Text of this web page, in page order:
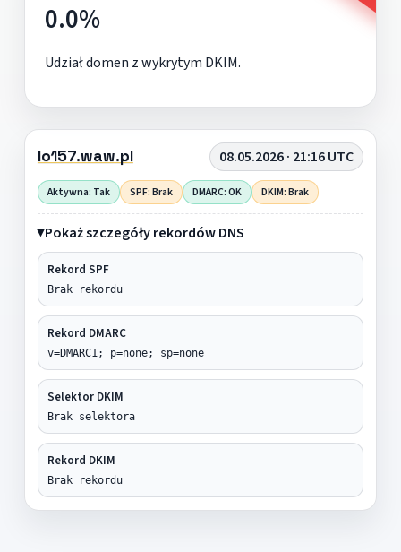
0.0%
Udział domen z wykrytym DKIM.
lo157.waw.pl 08.05.2026 · 21:16 UTC
Aktywna: Tak SPF: Brak DMARC: OK DKIM: Brak
Pokaż szczegóły rekordów DNS
Rekord SPF
Brak rekordu
Rekord DMARC
v=DMARC1; p=none; sp=none
Selektor DKIM
Brak selektora
Rekord DKIM
Brak rekordu